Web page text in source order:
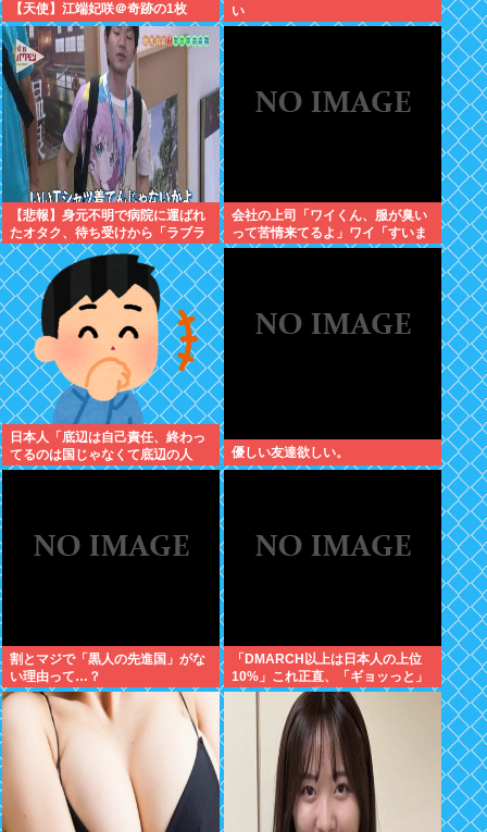
【天使】江端妃咲＠奇跡の1枚
い
【悲報】身元不明で病院に運ばれ
たオタク、待ち受けから「ラブラ
イブ」と呼ばれるwww
会社の上司「ワイくん、服が臭い
って苦情来てるよ」ワイ「すいま
せん」
日本人「底辺は自己責任、終わっ
てるのは国じゃなくて底辺の人
生」←これ
優しい友達欲しい。
割とマジで「黒人の先進国」がな
い理由って…？
「DMARCH以上は日本人の上位
10%」これ正直、「ギョッっと」
するよなあ…職場でもMARCH同
以下の低学歴とかあんまり観ない